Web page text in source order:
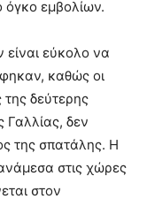
όγκο εμβολίων.
είναι εύκολο να
καθώς οι
δεύτερης
Γαλλίας, δεν
της σπατάλης. Η
στις χώρες
στον